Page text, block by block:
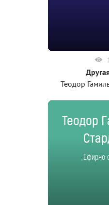
Теодор
Теодор
Ефирно